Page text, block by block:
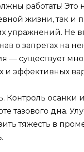
работать! Это
жизни, так и
упражнений. Не
о запретах на
— существует
и эффективных
Контроль осанки
тазового дна.
тяжесть в